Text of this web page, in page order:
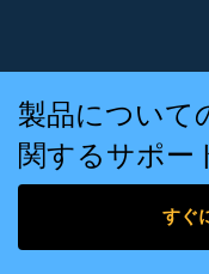
製品について
関するサポー
すぐ